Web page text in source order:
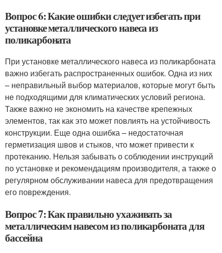
Вопрос 6: Какие ошибки следует избегать при
установке металлического навеса из
поликарбоната
При установке металлического навеса из поликарбоната
важно избегать распространенных ошибок. Одна из них
– неправильный выбор материалов, которые могут быть
не подходящими для климатических условий региона.
Также важно не экономить на качестве крепежных
элементов, так как это может повлиять на устойчивость
конструкции. Еще одна ошибка – недостаточная
герметизация швов и стыков, что может привести к
протеканию. Нельзя забывать о соблюдении инструкций
по установке и рекомендациям производителя, а также о
регулярном обслуживании навеса для предотвращения
его повреждения.
Вопрос 7: Как правильно ухаживать за
металлическим навесом из поликарбоната для
бассейна